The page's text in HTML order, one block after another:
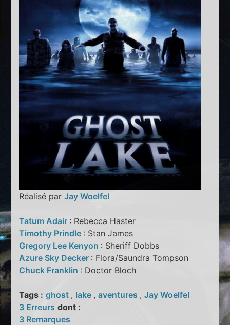
Réalisé parJay Woelfel
Tatum Adair : Rebecca Haster
Timothy Prindle : Stan James
Gregory Lee Kenyon : Sheriff Dobbs
Azure Sky Decker : Flora/Saundra Tompson
Chuck Franklin : Doctor Bloch
Tags : ghost , lake ,aventures ,Jay Woelfel
3 Erreurs dont :
3 Remarques